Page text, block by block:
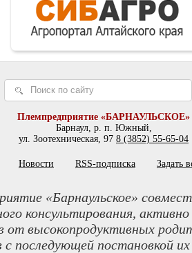
Племпредприятие «БАРНАУЛЬСКОЕ»
Барнаул, р. п. Южный,
ул. Зоотехническая, 97 8 (3852) 55-65-04
Новости RSS-подписка Задать
«Барнаульское»
консультирования,
от высокопродуктивных
последующей постановкой